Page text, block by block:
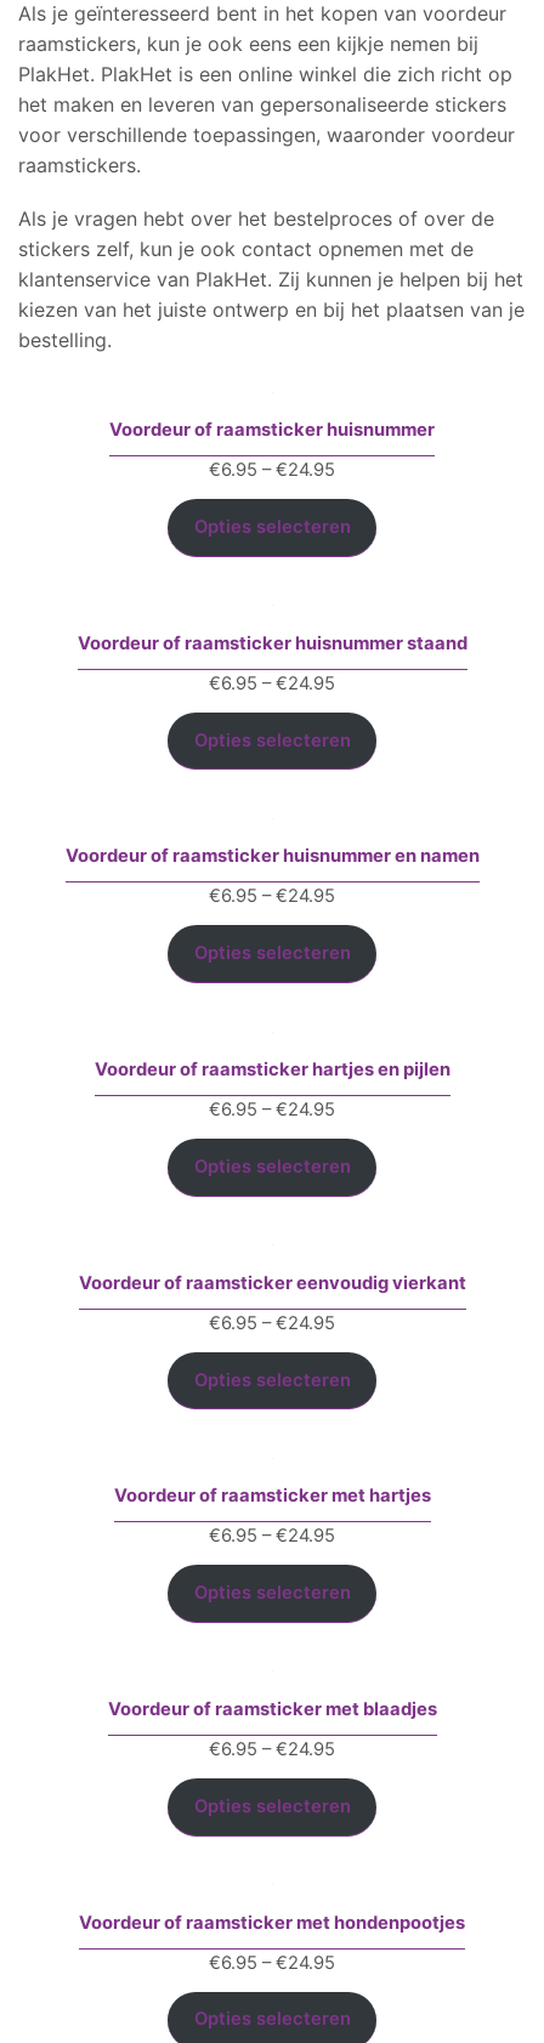
Als je geïnteresseerd bent in het kopen van voordeur
raamstickers, kun je ook eens een kijkje nemen bij
PlakHet. PlakHet is een online winkel die zich richt op
het maken en leveren van gepersonaliseerde stickers
voor verschillende toepassingen, waaronder voordeur
raamstickers.
Als je vragen hebt over het bestelproces of over de
stickers zelf, kun je ook contact opnemen met de
klantenservice van PlakHet. Zij kunnen je helpen bij het
kiezen van het juiste ontwerp en bij het plaatsen van je
bestelling.
Voordeur of raamsticker huisnummer
€6.95 – €24.95
€6.95
tot
€24.95
Opties selecteren
Voordeur of raamsticker huisnummer staand
€6.95 – €24.95
€6.95
tot
€24.95
Opties selecteren
Voordeur of raamsticker huisnummer en namen
€6.95 – €24.95
€6.95
tot
€24.95
Opties selecteren
Voordeur of raamsticker hartjes en pijlen
€6.95 – €24.95
€6.95
tot
€24.95
Opties selecteren
Voordeur of raamsticker eenvoudig vierkant
€6.95 – €24.95
€6.95
tot
€24.95
Opties selecteren
Voordeur of raamsticker met hartjes
€6.95 – €24.95
€6.95
tot
€24.95
Opties selecteren
Voordeur of raamsticker met blaadjes
€6.95 – €24.95
€6.95
tot
€24.95
Opties selecteren
Voordeur of raamsticker met hondenpootjes
€6.95 – €24.95
€6.95
tot
Opties selecteren